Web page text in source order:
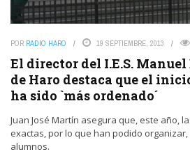
POR RADIO HARO 19 SEPTIEMBRE, 2013
El director del I.E.S.
de Haro destaca que el
ha sido `más ordenado´
Juan José Martín asegura que, este año,
exactas, por lo que han podido organizar,
alumnos.